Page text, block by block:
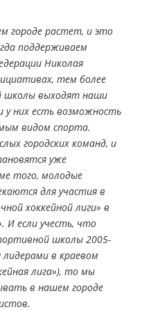
городе растет, и это
поддерживаем
Николая
тем более
школы выходят наши
у них есть возможность
видом спорта.
городских команд, и
уже
того, молодые
для участия в
хоккейной лиги» в
И если учесть, что
школы 2005-
в краевом
лига»), то мы
в нашем городе